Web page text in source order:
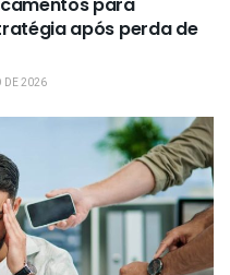
após perda de
DE 2026